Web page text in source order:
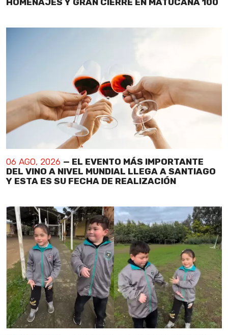
HOMENAJES Y GRAN CIERRE EN MATUCANA 100
06 AGO, 2026 — EL EVENTO MÁS IMPORTANTE
DEL VINO A NIVEL MUNDIAL LLEGA A SANTIAGO
Y ESTA ES SU FECHA DE REALIZACIÓN